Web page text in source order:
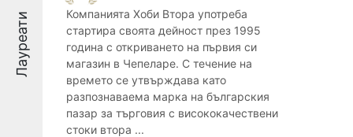
Лауреати
Компанията Хоби Втора употреба
стартира своята дейност през 1995
година с откриването на първия си
магазин в Чепеларе. С течение на
времето се утвърждава като
разпознаваема марка на българския
пазар за търговия с висококачествени
стоки втора ...